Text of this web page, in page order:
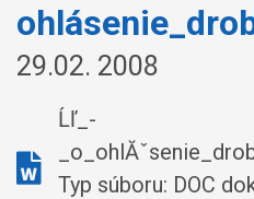
29.02. 2008
Ĺľ_-
Typ súboru: DOC